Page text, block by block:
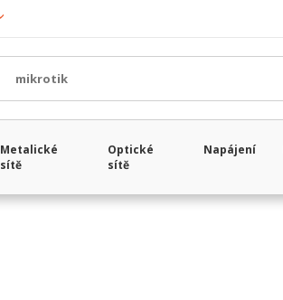
Metalické
sítě
Optické
sítě
Napájení